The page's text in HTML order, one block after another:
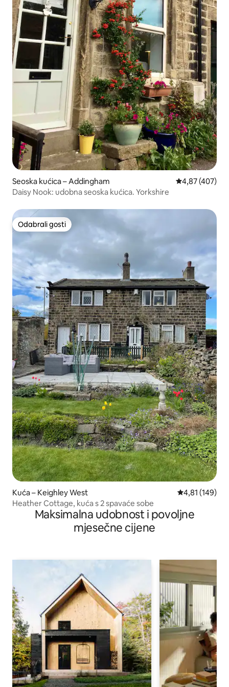
Seoska kućica – Addingham Prosječna
4,87 (407)
Daisy Nook: udobna seoska kućica. Yorkshire
Odabrali gosti
Odabrali gosti
Kuća – Keighley West Prosječna
4,81 (149)
Heather Cottage, kuća s 2 spavaće sobe
Maksimalna udobnost i povoljne
mjesečne cijene